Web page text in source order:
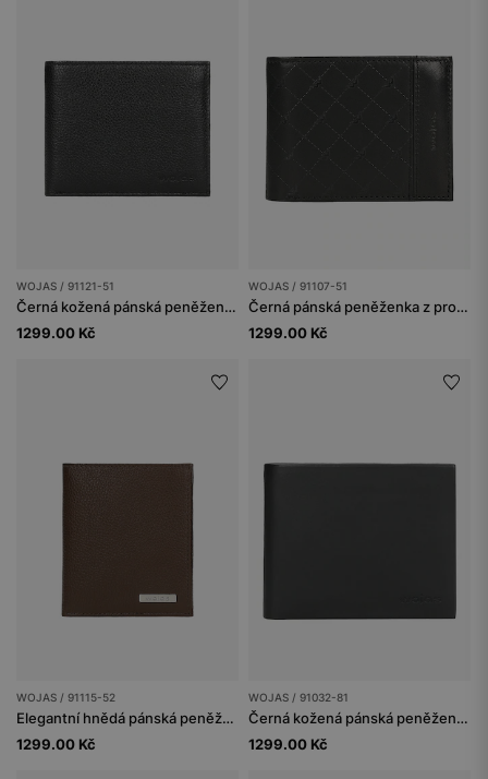
WOJAS / 91121-51
Černá kožená pánská peněženka s RFID ochranou
1299.00 Kč
WOJAS / 91107-51
Černá pánská peněženka z prošívané lícní kůže s RFID ochranou
1299.00 Kč
WOJAS / 91115-52
Elegantní hnědá pánská peněženka z lícové kůže
1299.00 Kč
WOJAS / 91032-81
Černá kožená pánská peněženka na šířku
1299.00 Kč